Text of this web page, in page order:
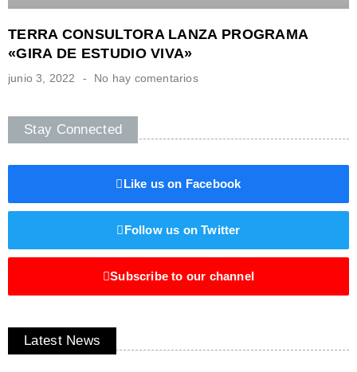
TERRA CONSULTORA LANZA PROGRAMA
«GIRA DE ESTUDIO VIVA»
junio 3, 2022 No hay comentarios
Stay Connected
Like us on Facebook
Follow us on Twitter
Subscribe to our channel
Latest News